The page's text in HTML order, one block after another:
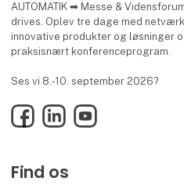
AUTOMATIK ➡ Messe &
drives. Oplev tre dage med
innovative produkter og løsninger
praksisnært konferenceprogram.
Ses vi 8.-10. september 2026?
FacebookLinkedInYouTube
Find os